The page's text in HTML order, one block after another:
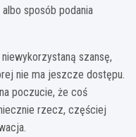
sposób podania
szansę,
nie ma jeszcze dostępu.
poczucie, że coś
rzecz, częściej